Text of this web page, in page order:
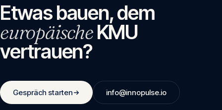
Etwas bauen, dem
europäischeKMU
vertrauen?
Gespräch starten info@innopulse.io